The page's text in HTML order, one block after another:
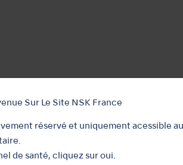
Sur Le Site NSK France
réservé et uniquement acessible
de santé, cliquez sur oui.